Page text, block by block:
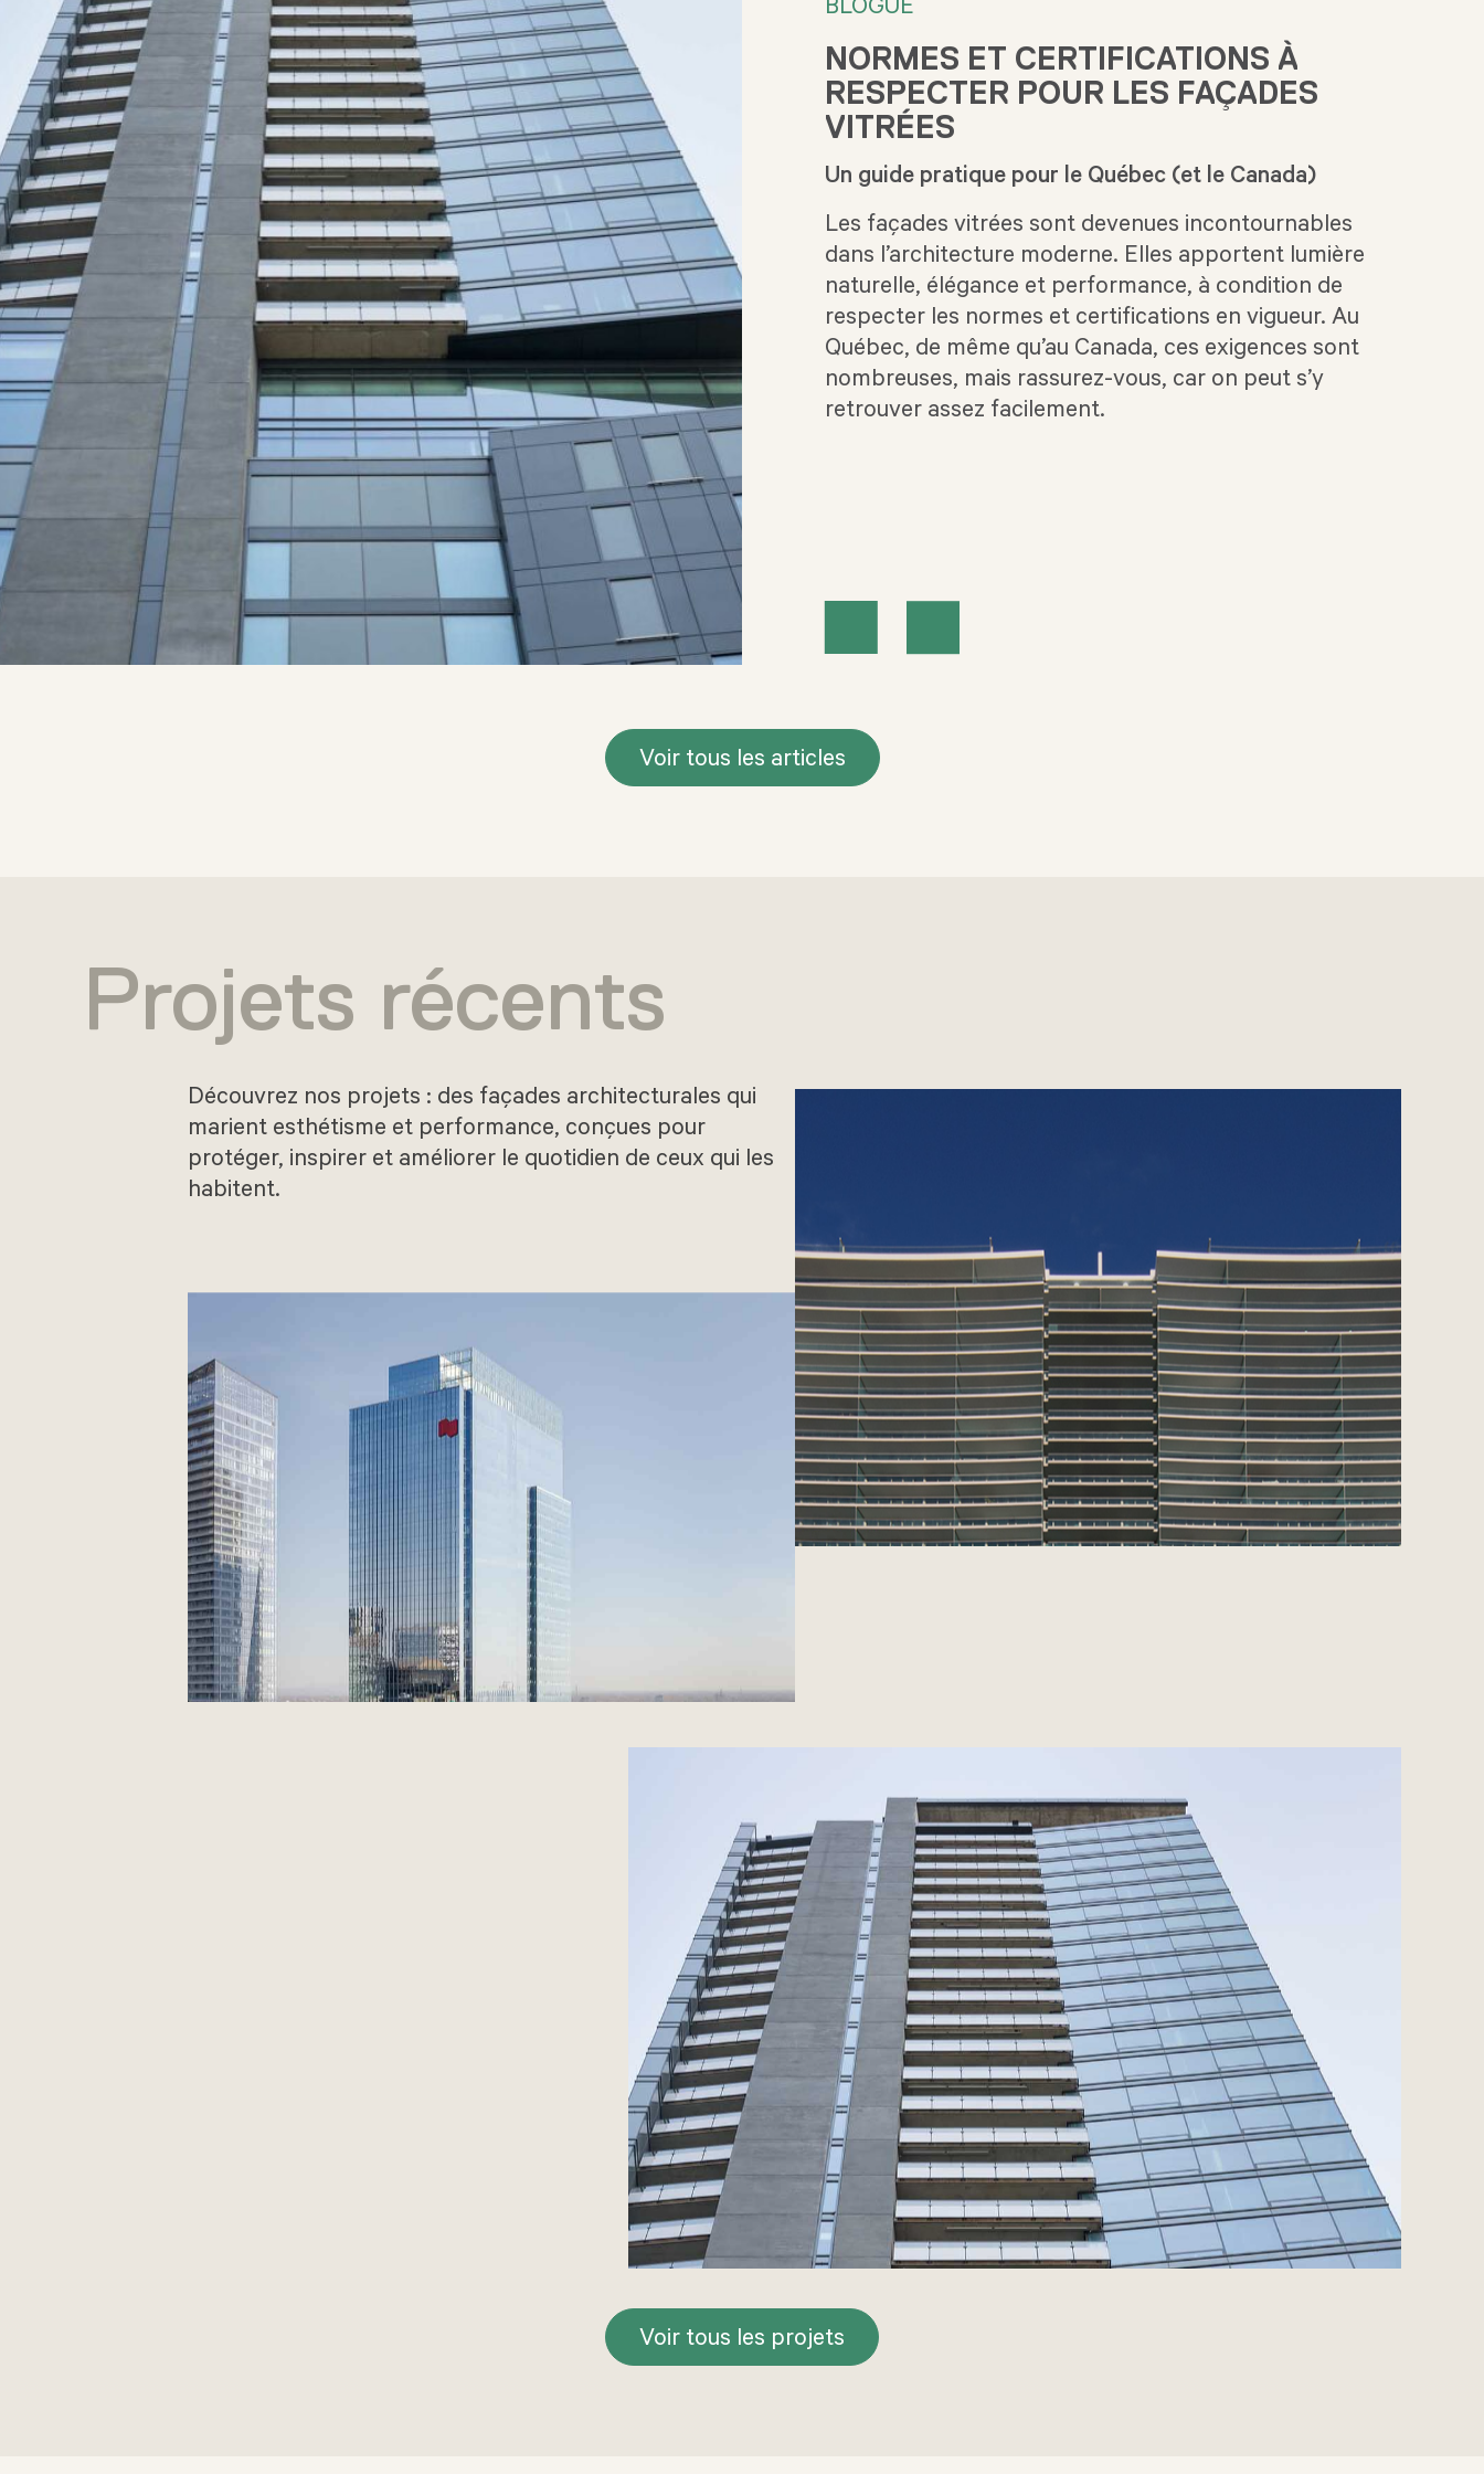
BLOGUE
NORMES ET CERTIFICATIONS À
RESPECTER POUR LES FAÇADES
VITRÉES
Un guide pratique pour le Québec (et le Canada)
Les façades vitrées sont devenues incontournables
dans l’architecture moderne. Elles apportent lumière
naturelle, élégance et performance, à condition de
respecter les normes et certifications en vigueur. Au
Québec, de même qu’au Canada, ces exigences sont
nombreuses, mais rassurez-vous, car on peut s’y
retrouver assez facilement.
Voir tous les articles
Projets récents
Découvrez nos projets : des façades architecturales qui
marient esthétisme et performance, conçues pour
protéger, inspirer et améliorer le quotidien de ceux qui les
habitent.
Voir tous les projets